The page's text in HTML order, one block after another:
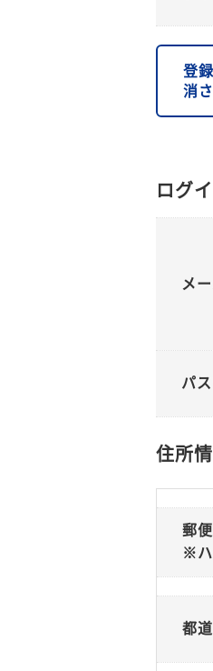
登
消
ログ
メ
パ
住所
郵
※ハ
都